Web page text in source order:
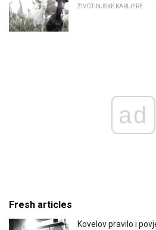
ŽIVOTINJSKE KARIJERE
ad
Fresh articles
Kovelov pravilo i